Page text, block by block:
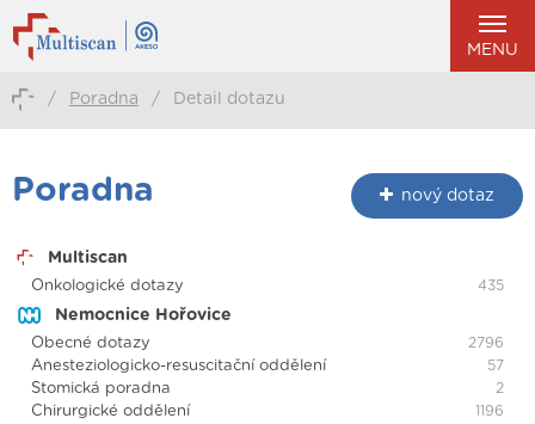
MENU
/ Poradna / Detail dotazu
Poradna nový dotaz
Multiscan
Onkologické dotazy 435
Nemocnice Hořovice
Obecné dotazy 2796
Anesteziologicko-resuscitační oddělení 57
Stomická poradna 2
Chirurgické oddělení 1196